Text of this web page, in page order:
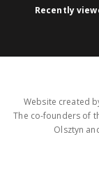
Recently
Website created
The co-founders of
Olsztyn